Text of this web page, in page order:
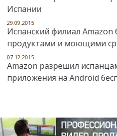
Испании
29.09.2015
Испанский филиал Amazon
продуктами и моющими
07.12.2015
Amazon разрешил
приложения на Android